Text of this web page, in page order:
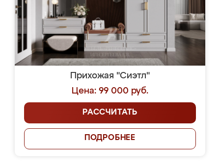
Прихожая "Сиэтл"
Цена: 99 000 руб.
РАССЧИТАТЬ
ПОДРОБНЕЕ